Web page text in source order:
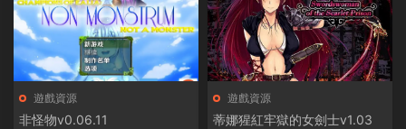
遊戲資源
非怪物v0.06.11
遊戲資源
蒂娜猩紅牢獄的女劍士v1.03